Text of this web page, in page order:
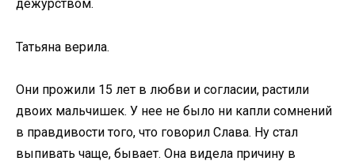
дежурством.
Татьяна верила.
Они прожили 15 лет в любви и согласии, растили
двоих мальчишек. У нее не было ни капли сомнений
в правдивости того, что говорил Слава. Ну стал
выпивать чаще, бывает. Она видела причину в